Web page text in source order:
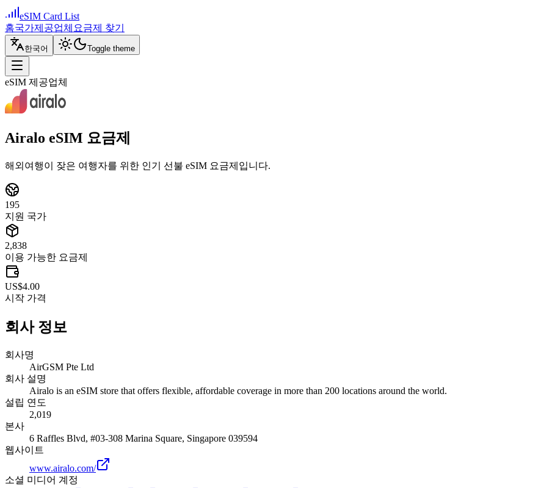
eSIM Card List
홈국가제공업체 요금제 찾기
한국어 Toggle theme
eSIM 제공업체
Airalo eSIM 요금제
해외여행이 잦은 여행자를 위한 인기 선불 eSIM 요금제입니다.
195
지원 국가
2,838
이용 가능한 요금제
US$4.00
시작 가격
회사 정보
회사명
AirGSM Pte Ltd
회사 설명
Airalo is an eSIM store that offers flexible, affordable coverage in more than 200 locations around the world.
설립 연도
2,019
본사
6 Raffles Blvd, #03-308 Marina Square, Singapore 039594
웹사이트
www.airalo.com/
소셜 미디어 계정